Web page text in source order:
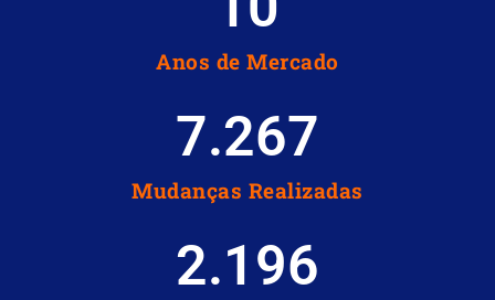
Anos de Mercado
Mudanças Realizadas
7.267
2.196